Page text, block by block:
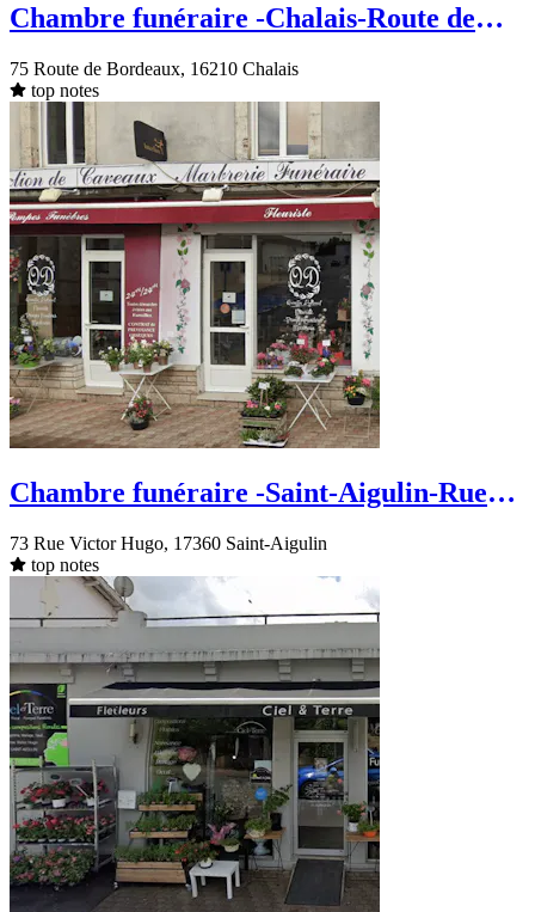
Chambre funéraire -Chalais-Route de
75 Route de Bordeaux, 16210 Chalais
top notes
Chambre funéraire -Saint-Aigulin-Rue
73 Rue Victor Hugo, 17360 Saint-Aigulin
top notes